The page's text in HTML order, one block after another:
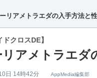
リアメトラエダの入手方法と
ドクロスDE】
リアメトラエダ
日 14時42分 AppMedia編集部